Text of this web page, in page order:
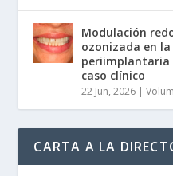
Modulación
ozonizada en
periimplantaria
caso clínico
22 Jun, 2026 |
CARTA A LA